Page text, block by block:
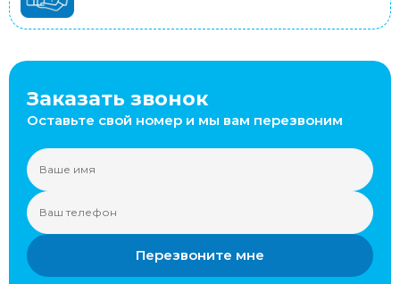
Заказать звонок
Оставьте свой номер и мы вам перезвоним
Перезвоните мне